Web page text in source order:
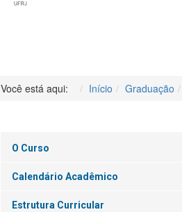
Você está aqui: Início Graduação
O Curso
Calendário Acadêmico
Estrutura Curricular